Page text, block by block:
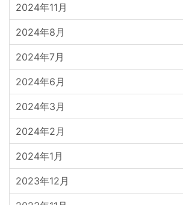
2024年11月
2024年8月
2024年7月
2024年6月
2024年3月
2024年2月
2024年1月
2023年12月